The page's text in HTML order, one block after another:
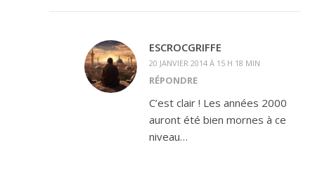
ESCROCGRIFFE
20 JANVIER 2014 À 15 H 18 MIN
RÉPONDRE
C’est clair ! Les années 2000
auront été bien mornes à ce
niveau…